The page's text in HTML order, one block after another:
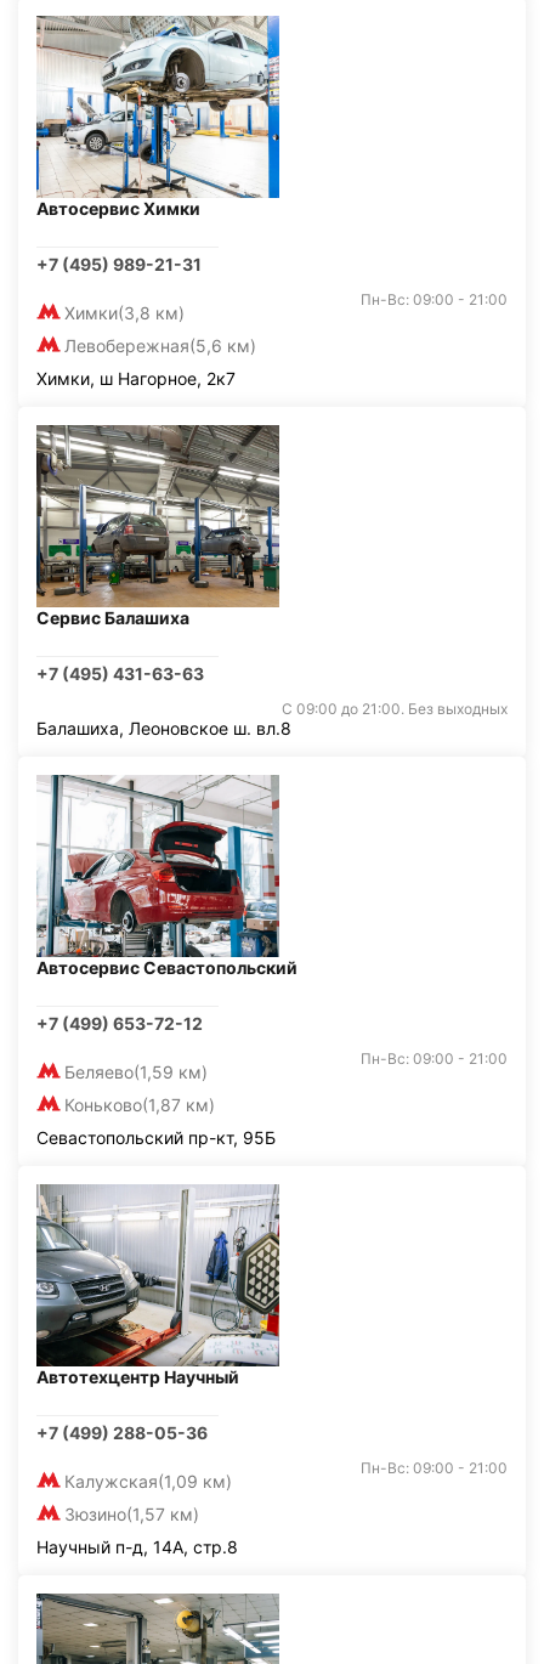
Автосервис Химки
+7 (495) 989-21-31
Химки(3,8 км)
Левобережная(5,6 км)
Пн-Вс: 09:00 - 21:00
Химки, ш Нагорное, 2к7
Сервис Балашиха
+7 (495) 431-63-63
С 09:00 до 21:00. Без выходных
Балашиха, Леоновское ш. вл.8
Автосервис Севастопольский
+7 (499) 653-72-12
Беляево(1,59 км)
Коньково(1,87 км)
Пн-Вс: 09:00 - 21:00
Севастопольский пр-кт, 95Б
Автотехцентр Научный
+7 (499) 288-05-36
Калужская(1,09 км)
Зюзино(1,57 км)
Пн-Вс: 09:00 - 21:00
Научный п-д, 14А, стр.8